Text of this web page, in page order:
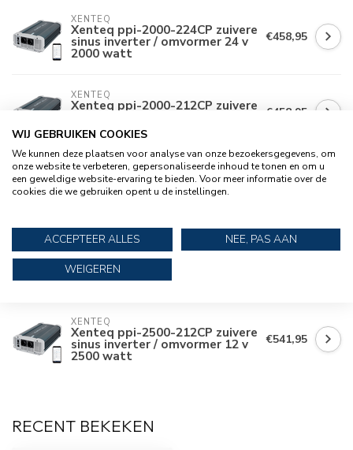
XENTEQ
Xenteq ppi-2000-224CP zuivere
sinus inverter / omvormer 24 v
2000 watt
€458,95
XENTEQ
Xenteq ppi-2000-212CP zuivere
2000 watt
€458,95
XENTEQ
Xenteq PPR-3
afstandsbediening met display
XENTEQ
Xenteq HDC 1212-40NS
laadomvormer 12 V 40 A
XENTEQ
Xenteq ppi-2500-212CP zuivere
sinus inverter / omvormer 12 v
2500 watt
€541,95
RECENT BEKEKEN
WIJ GEBRUIKEN COOKIES
We kunnen deze plaatsen voor analyse van onze bezoekersgegevens, om
onze website te verbeteren, gepersonaliseerde inhoud te tonen en om u
een geweldige website-ervaring te bieden. Voor meer informatie over de
cookies die we gebruiken opent u de instellingen.
ACCEPTEER ALLES
NEE, PAS AAN
WEIGEREN